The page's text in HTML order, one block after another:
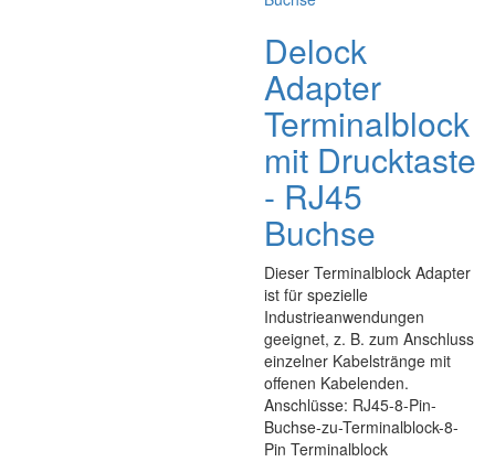
Delock
Adapter
Terminalblock
mit Drucktaste
- RJ45
Buchse
Dieser Terminalblock Adapter
ist für spezielle
Industrieanwendungen
geeignet, z. B. zum Anschluss
einzelner Kabelstränge mit
offenen Kabelenden.
Anschlüsse: RJ45-8-Pin-
Buchse-zu-Terminalblock-8-
Pin Terminalblock